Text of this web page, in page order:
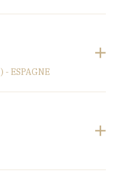
ESPAGNE